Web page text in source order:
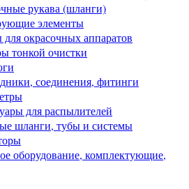
рукава (шланги)
элементы
окрасочных аппаратов
тонкой очистки
соединения, фитинги
для распылителей
шланги, тубы и системы
оборудование, комплектующие,